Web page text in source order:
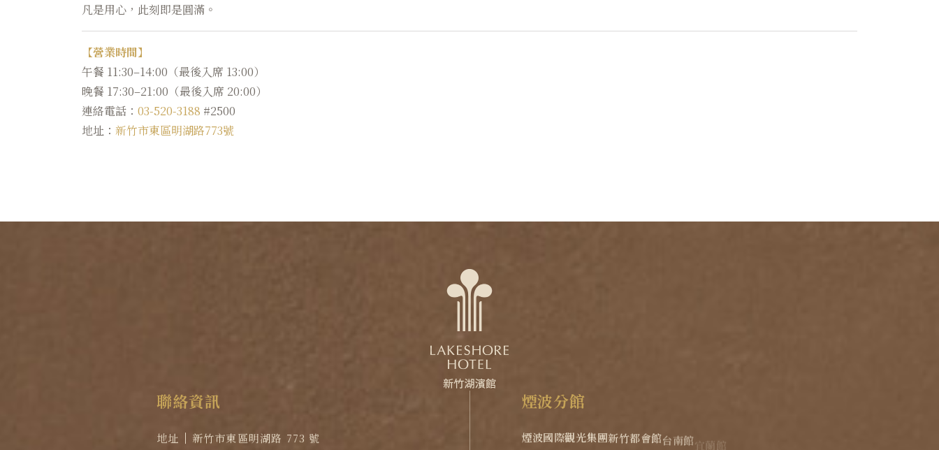
凡是用心，此刻即是圓滿。
【營業時間】
午餐 11:30–14:00（最後入席 13:00）
晚餐 17:30–21:00（最後入席 20:00）
連絡電話：03-520-3188 #2500
地址：新竹市東區明湖路773號
聯絡資訊
地址
新竹市東區明湖路 773 號
煙波分館
煙波國際觀光集團新竹都會館台南館 宜蘭館